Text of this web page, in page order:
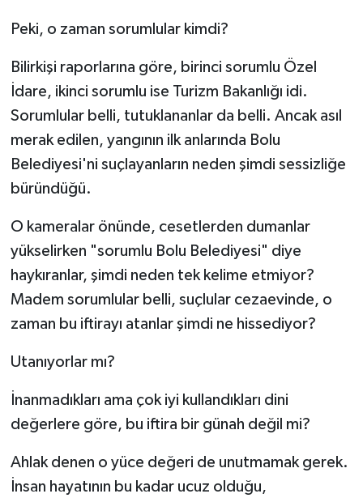
Peki, o zaman sorumlular kimdi?
Bilirkişi raporlarına göre, birinci sorumlu Özel
İdare, ikinci sorumlu ise Turizm Bakanlığı idi.
Sorumlular belli, tutuklananlar da belli. Ancak asıl
merak edilen, yangının ilk anlarında Bolu
Belediyesi'ni suçlayanların neden şimdi sessizliğe
büründüğü.
O kameralar önünde, cesetlerden dumanlar
yükselirken "sorumlu Bolu Belediyesi" diye
haykıranlar, şimdi neden tek kelime etmiyor?
Madem sorumlular belli, suçlular cezaevinde, o
zaman bu iftirayı atanlar şimdi ne hissediyor?
Utanıyorlar mı?
İnanmadıkları ama çok iyi kullandıkları dini
değerlere göre, bu iftira bir günah değil mi?
Ahlak denen o yüce değeri de unutmamak gerek.
İnsan hayatının bu kadar ucuz olduğu,